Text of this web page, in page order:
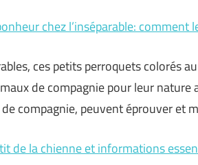
chez l’inséparable: comment
ces petits perroquets colorés
de compagnie pour leur
compagnie, peuvent éprouver et
de la chienne et informations